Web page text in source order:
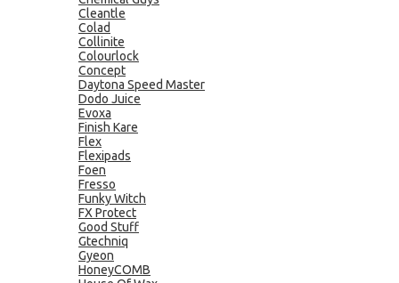
Cleantle
Colad
Collinite
Colourlock
Concept
Daytona Speed Master
Dodo Juice
Evoxa
Finish Kare
Flex
Flexipads
Foen
Fresso
Funky Witch
FX Protect
Good Stuff
Gtechniq
Gyeon
HoneyCOMB